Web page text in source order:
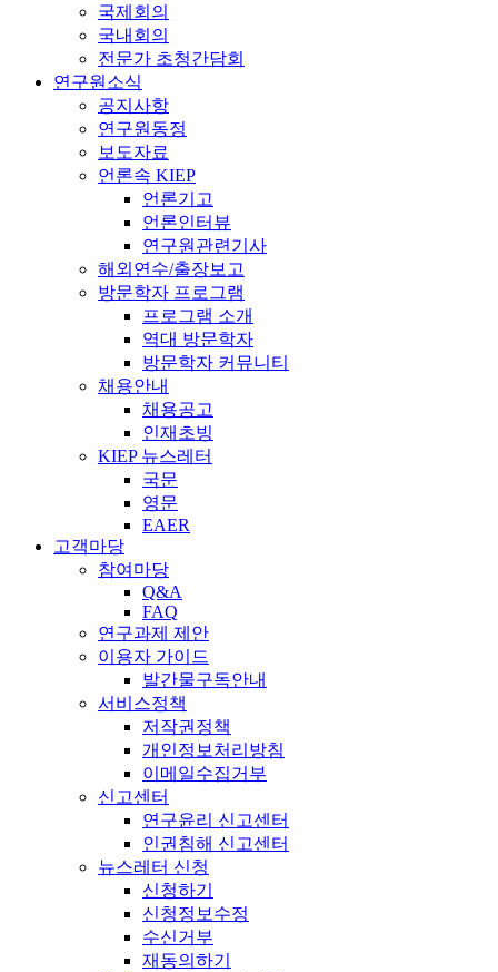
국제회의
국내회의
전문가 초청간담회
연구원소식
공지사항
연구원동정
보도자료
언론속 KIEP
언론기고
언론인터뷰
연구원관련기사
해외연수/출장보고
방문학자 프로그램
프로그램 소개
역대 방문학자
방문학자 커뮤니티
채용안내
채용공고
인재초빙
KIEP 뉴스레터
국문
영문
EAER
고객마당
참여마당
Q&A
FAQ
연구과제 제안
이용자 가이드
발간물구독안내
서비스정책
저작권정책
개인정보처리방침
이메일수집거부
신고센터
연구윤리 신고센터
인권침해 신고센터
뉴스레터 신청
신청하기
신청정보수정
수신거부
재동의하기